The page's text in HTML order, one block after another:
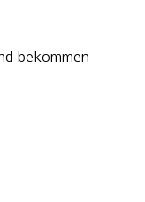
bekommen